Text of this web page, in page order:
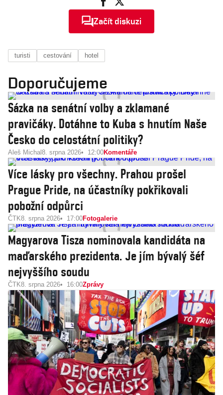
Začít diskuzi
turisti cestování hotel
Doporučujeme
Sázka na senátní volby a zklamané
pravičáky. Dotáhne to Kuba s hnutím Naše
Česko do celostátní politiky?
Aleš Michal 8. srpna 2026 12:00Komentáře
Více lásky pro všechny. Prahou prošel
Prague Pride, na účastníky pokřikovali
pobožní odpůrci
ČTK8. srpna 2026 17:00Fotogalerie
Magyarova Tisza nominovala kandidáta na
maďarského prezidenta. Je jím bývalý šéf
nejvyššího soudu
ČTK8. srpna 2026 16:00Zprávy